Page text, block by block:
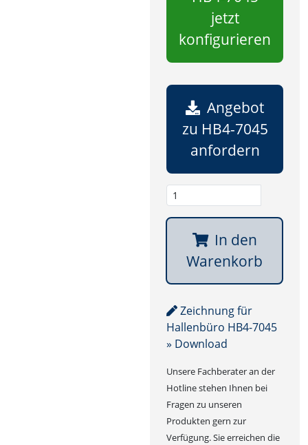
jetzt
konfigurieren
Angebot
zu HB4-7045
anfordern
In den
Warenkorb
Zeichnung für
Hallenbüro HB4-7045
» Download
Unsere Fachberater an der
Hotline stehen Ihnen bei
Fragen zu unseren
Produkten gern zur
Verfügung. Sie erreichen die